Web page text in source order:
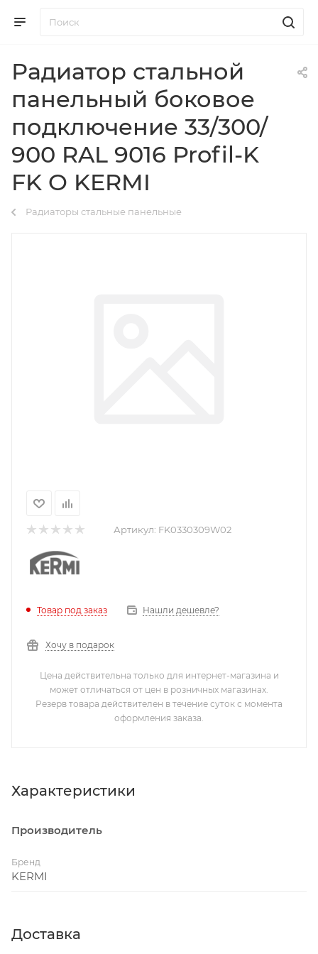
Радиатор стальной
панельный боковое
подключение 33/300/
900 RAL 9016 Profil-K
FK O KERMI
Радиаторы стальные панельные
Артикул: FK0330309W02
Товар под заказ Нашли дешевле?
Хочу в подарок
Цена действительна только для интернет-магазина и
может отличаться от цен в розничных магазинах.
Резерв товара действителен в течение суток с момента
оформления заказа.
Характеристики
Производитель
Бренд
KERMI
Доставка